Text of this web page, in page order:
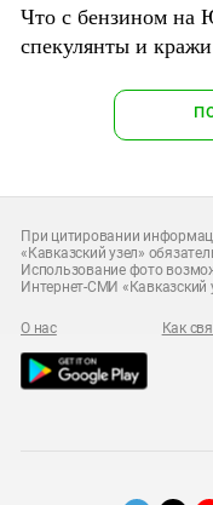
Что с бензином на
спекулянты и
При цитировании
«Кавказский узел»
Использование фото
Интернет-СМИ «Кавказский
О нас Как